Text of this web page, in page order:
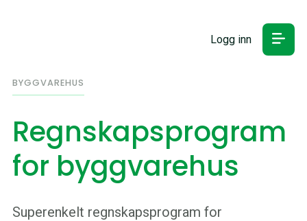
Logg inn
BYGGVAREHUS
Regnskapsprogram
for byggvarehus
Superenkelt regnskapsprogram for